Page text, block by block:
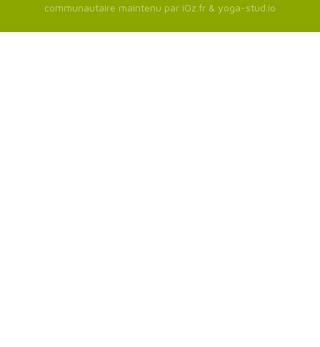
communautaire maintenu par iOz.fr & yoga-stud.io